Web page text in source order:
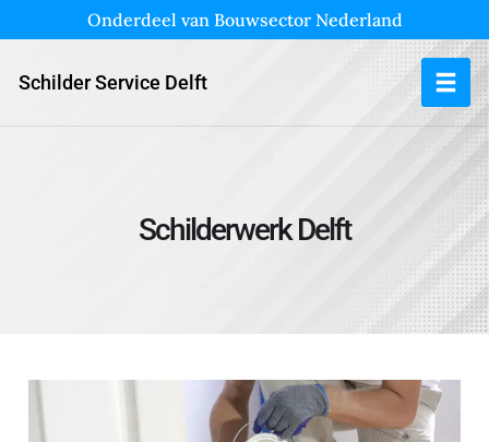
Onderdeel van Bouwsector Nederland
Schilder Service Delft
Schilderwerk Delft